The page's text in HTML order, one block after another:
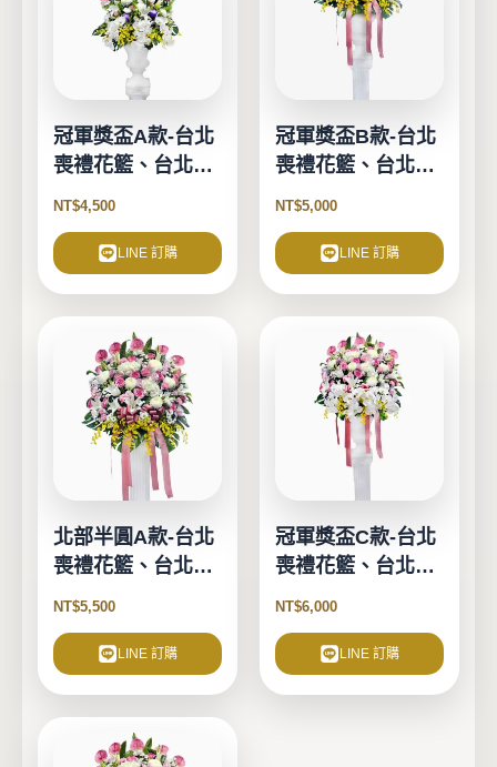
冠軍獎盃A款-台北
喪禮花籃、台北告
別式花籃-1對2個
NT$4,500
LINE 訂購
冠軍獎盃B款-台北
喪禮花籃、台北告
別式花籃-1對2個
NT$5,000
LINE 訂購
北部半圓A款-台北
喪禮花籃、台北告
別式花籃-1對2個
NT$5,500
LINE 訂購
冠軍獎盃C款-台北
喪禮花籃、台北告
別式花籃-1對2個
NT$6,000
LINE 訂購